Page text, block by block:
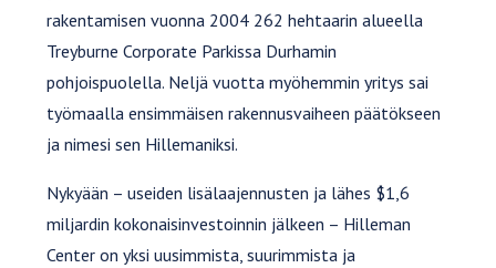
rakentamisen vuonna 2004 262 hehtaarin alueella
Treyburne Corporate Parkissa Durhamin
pohjoispuolella. Neljä vuotta myöhemmin yritys sai
työmaalla ensimmäisen rakennusvaiheen päätökseen
ja nimesi sen Hillemaniksi.
Nykyään – useiden lisälaajennusten ja lähes $1,6
miljardin kokonaisinvestoinnin jälkeen – Hilleman
Center on yksi uusimmista, suurimmista ja